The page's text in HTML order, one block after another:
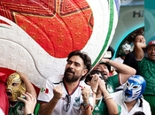
еще 75 украинских
над Россией
20:35 Велосипедист
при атаке FPV-дрона в
области